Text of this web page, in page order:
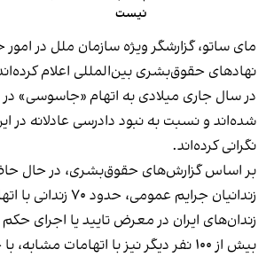
نیست
مای ساتو، گزارشگر ویژه سازمان ملل در
در سال جاری میلادی به اتهام «جاسوسی» در
شده‌اند و نسبت به نبود دادرسی عادلانه در
نگرانی کرده‌اند.
بر اساس گزارش‌های حقوق‌بشری، در حال
زندانیان جرایم عمومی،
زندان‌های ایران در معرض تایید یا اجرای حکم
بیش از ۱۰۰ نفر دیگر نیز با اتهامات